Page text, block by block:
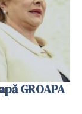
GROAPA